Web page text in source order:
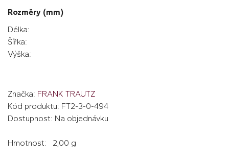
Rozměry (mm)
Délka:
Šířka:
Výška:
Značka: FRANK TRAUTZ
Kód produktu: FT2-3-0-494
Dostupnost: Na objednávku
Hmotnost: 2,00 g